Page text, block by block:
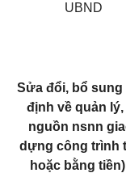
UBND
Sửa đổi, bổ sung
định về quản
nguồn nsnn
dựng công trình
hoặc bằng